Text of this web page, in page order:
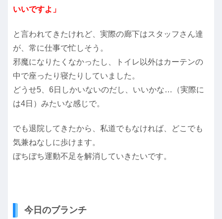
いいですよ」
と言われてきたけれど、実際の廊下はスタッフさん達
が、常に仕事で忙しそう。
邪魔になりたくなかったし、トイレ以外はカーテンの
中で座ったり寝たりしていました。
どうせ5、6日しかいないのだし、いいかな…（実際に
は4日）みたいな感じで。
でも退院してきたから、私道でもなければ、どこでも
気兼ねなしに歩けます。
ぼちぼち運動不足を解消していきたいです。
今日のブランチ